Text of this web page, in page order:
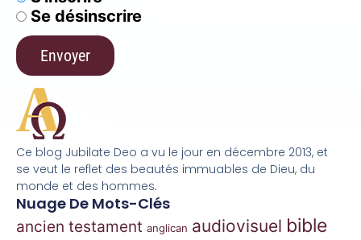
Ce blog Jubilate Deo a vu le jour en décembre 2013, et
se veut le reflet des beautés immuables de Dieu, du
monde et des hommes.
Nuage De Mots-Clés
ancien testament anglican audiovisuel bible
Se désinscrire